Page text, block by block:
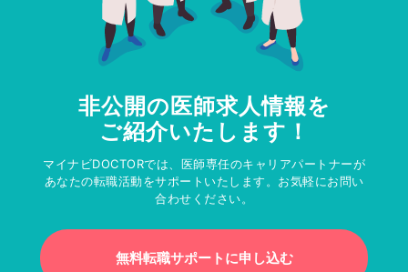
非公開の医師求人情報を
ご紹介いたします！
マイナビDOCTORでは、医師専任のキャリアパートナーが
あなたの転職活動をサポートいたします。お気軽にお問い
合わせください。
無料転職サポートに申し込む